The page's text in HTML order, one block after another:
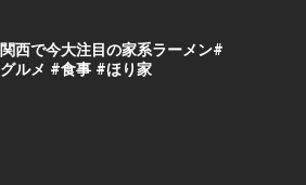
関西で今大注目の家系ラーメン#
グルメ #食事 #ほり家